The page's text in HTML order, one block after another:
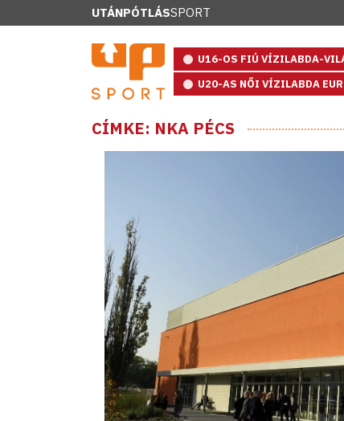
UTÁNPÓTLÁSSPORT
U16-OS FIÚ VÍZILABDA-
U20-AS NŐI VÍZILABDA
CÍMKE: NKA PÉCS